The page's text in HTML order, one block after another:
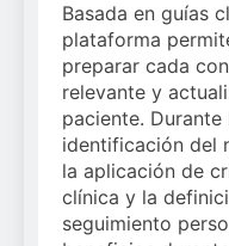
Basada en guías
plataforma
preparar cada
relevante y
paciente.
identificación del
la aplicación de
clínica y la
seguimiento